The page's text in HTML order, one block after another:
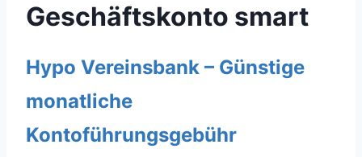
Geschäftskonto smart
Hypo Vereinsbank – Günstige
monatliche
Kontoführungsgebühr